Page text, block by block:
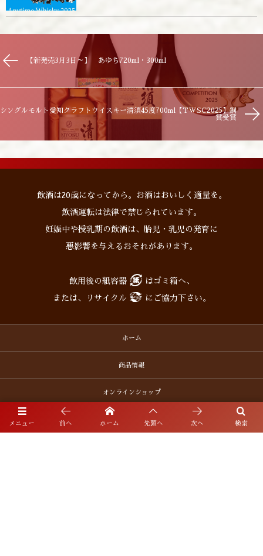
【新発売3月3日～】 あゆち720ml・300ml
シングルモルト愛知クラフトウイスキー清須45度700ml【TWSC2025】銅
賞受賞
メニュー 検索
前へ ホーム 先頭へ 次へ
飲酒は20歳になってから。お酒はおいしく適量を。
飲酒運転は法律で禁じられています。
妊娠中や授乳期の飲酒は、胎児・乳児の発育に
悪影響を与えるおそれがあります。
飲用後の紙容器 はゴミ箱へ、
または、リサイクル にご協力下さい。
ホーム
商品情報
オンラインショップ